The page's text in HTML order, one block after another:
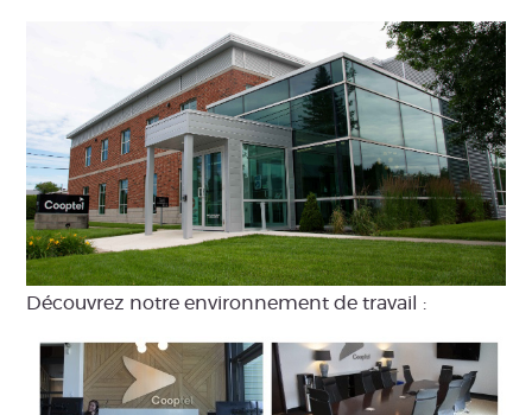
Découvrez notre environnement de travail :